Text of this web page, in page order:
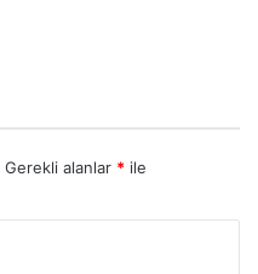
Gerekli alanlar * ile